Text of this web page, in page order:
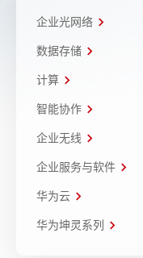
企业光网络
数据存储
计算
智能协作
企业无线
企业服务与软件
华为云
华为坤灵系列